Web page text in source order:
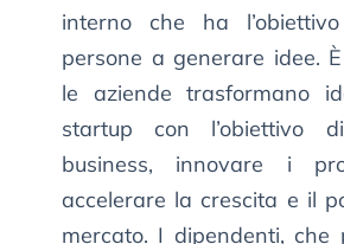
interno che ha
persone a generare idee.
le aziende trasformano
startup con l’obiettivo
business, innovare i
accelerare la crescita e il
mercato. I dipendenti, che